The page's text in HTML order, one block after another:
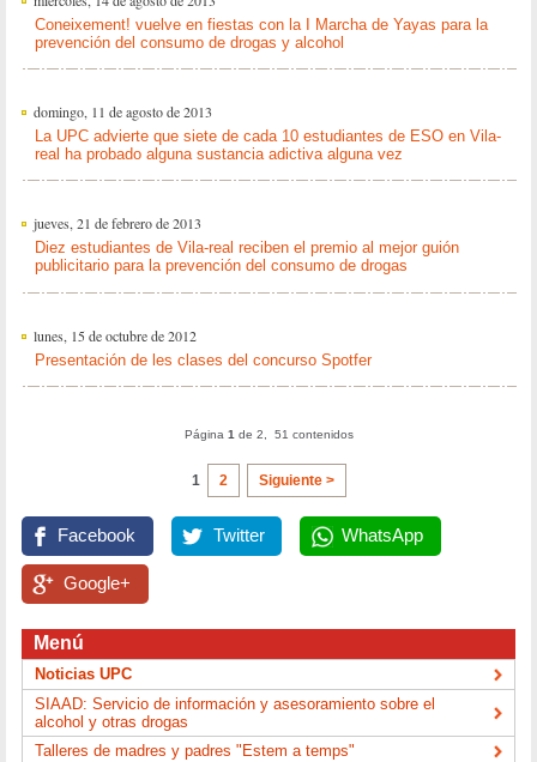
Coneixement! vuelve en fiestas con la I Marcha de Yayas para la
prevención del consumo de drogas y alcohol
domingo, 11 de agosto de 2013
La UPC advierte que siete de cada 10 estudiantes de ESO en Vila-
real ha probado alguna sustancia adictiva alguna vez
jueves, 21 de febrero de 2013
Diez estudiantes de Vila-real reciben el premio al mejor guión
publicitario para la prevención del consumo de drogas
lunes, 15 de octubre de 2012
Presentación de les clases del concurso Spotfer
Página 1 de 2, 51 contenidos
1 2 Siguiente >
Facebook Twitter WhatsApp
Google+
Menú
Noticias UPC
SIAAD: Servicio de información y asesoramiento sobre el
alcohol y otras drogas
Talleres de madres y padres "Estem a temps"